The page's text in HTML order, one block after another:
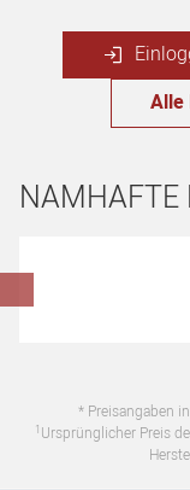
Alle
NAMHAFTE
* Preisangaben
1 Ursprünglicher Preis